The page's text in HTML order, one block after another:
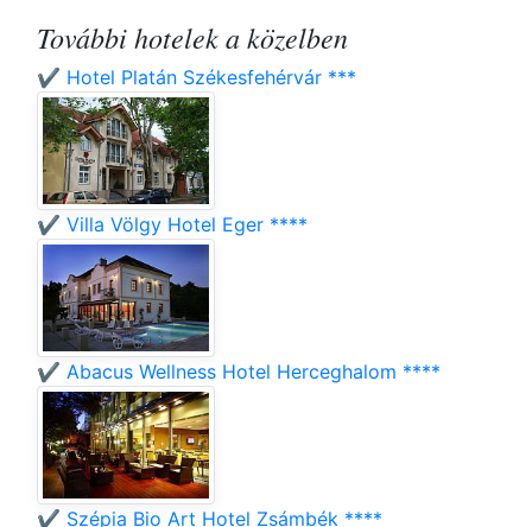
További hotelek a közelben
✔️ Hotel Platán Székesfehérvár ***
✔️ Villa Völgy Hotel Eger ****
✔️ Abacus Wellness Hotel Herceghalom ****
✔️ Szépia Bio Art Hotel Zsámbék ****